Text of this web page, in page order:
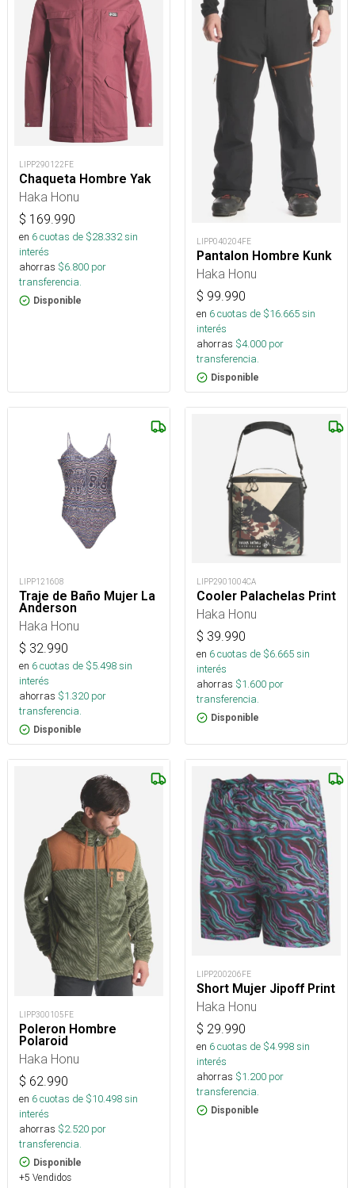
LIPP290122FE
Chaqueta Hombre Yak
Haka Honu
$ 169.990
en 6cuotas de $28.332sin
interés
ahorras $6.800 por
transferencia.
Disponible
LIPP040204FE
Pantalon Hombre Kunk
Haka Honu
$ 99.990
en 6cuotas de $16.665sin
interés
ahorras $4.000 por
transferencia.
Disponible
LIPP121608
Traje de Baño Mujer La
Anderson
Haka Honu
$ 32.990
en 6cuotas de $5.498sin
interés
ahorras $1.320 por
transferencia.
Disponible
LIPP2901004CA
Cooler Palachelas Print
Haka Honu
$ 39.990
en 6cuotas de $6.665sin
interés
ahorras $1.600 por
transferencia.
Disponible
LIPP300105FE
Poleron Hombre
Polaroid
Haka Honu
$ 62.990
en 6cuotas de $10.498sin
interés
ahorras $2.520 por
transferencia.
Disponible
+5 Vendidos
LIPP200206FE
Short Mujer Jipoff Print
Haka Honu
$ 29.990
en 6cuotas de $4.998sin
interés
ahorras $1.200 por
transferencia.
Disponible